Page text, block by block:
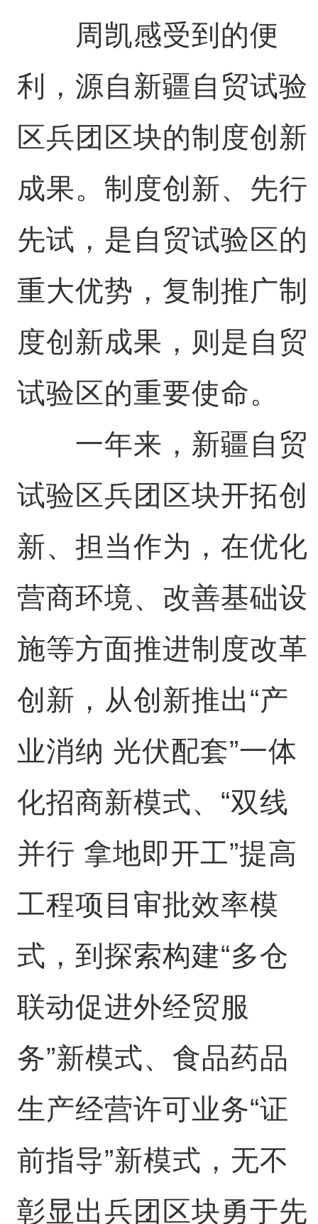
周凯感受到的便
利，源自新疆自贸试验
区兵团区块的制度创新
成果。制度创新、先行
先试，是自贸试验区的
重大优势，复制推广制
度创新成果，则是自贸
试验区的重要使命。
一年来，新疆自贸
试验区兵团区块开拓创
新、担当作为，在优化
营商环境、改善基础设
施等方面推进制度改革
创新，从创新推出“产
业消纳 光伏配套”一体
化招商新模式、“双线
并行 拿地即开工”提高
工程项目审批效率模
式，到探索构建“多仓
联动促进外经贸服
务”新模式、食品药品
生产经营许可业务“证
前指导”新模式，无不
彰显出兵团区块勇于先